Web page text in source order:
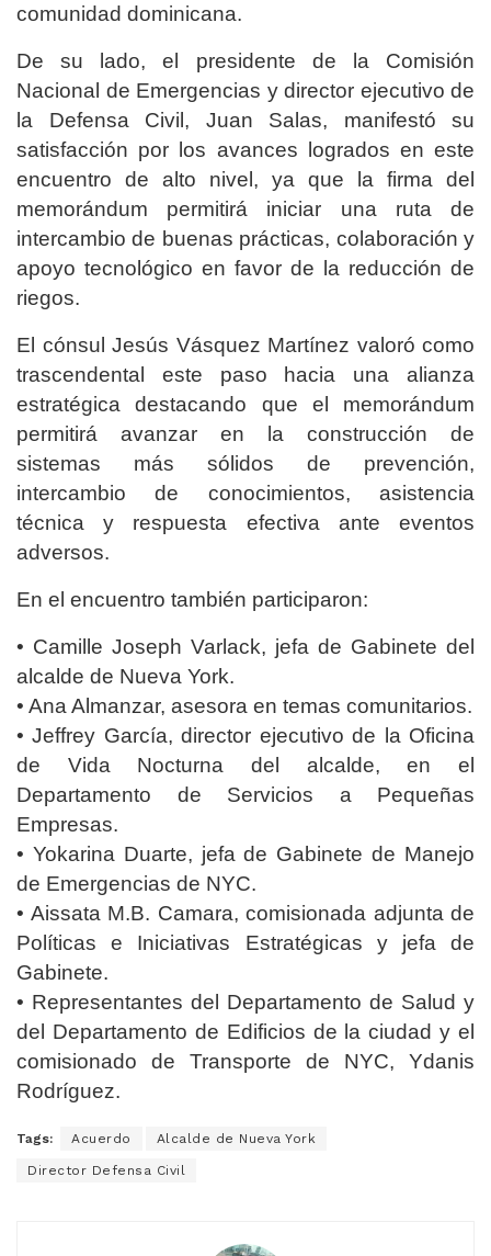
comunidad dominicana.
De su lado, el presidente de la Comisión
Nacional de Emergencias y director ejecutivo de
la Defensa Civil, Juan Salas, manifestó su
satisfacción por los avances logrados en este
encuentro de alto nivel, ya que la firma del
memorándum permitirá iniciar una ruta de
intercambio de buenas prácticas, colaboración y
apoyo tecnológico en favor de la reducción de
riegos.
El cónsul Jesús Vásquez Martínez valoró como
trascendental este paso hacia una alianza
estratégica destacando que el memorándum
permitirá avanzar en la construcción de
sistemas más sólidos de prevención,
intercambio de conocimientos, asistencia
técnica y respuesta efectiva ante eventos
adversos.
En el encuentro también participaron:
• Camille Joseph Varlack, jefa de Gabinete del
alcalde de Nueva York.
• Ana Almanzar, asesora en temas comunitarios.
• Jeffrey García, director ejecutivo de la Oficina
de Vida Nocturna del alcalde, en el
Departamento de Servicios a Pequeñas
Empresas.
• Yokarina Duarte, jefa de Gabinete de Manejo
de Emergencias de NYC.
• Aissata M.B. Camara, comisionada adjunta de
Políticas e Iniciativas Estratégicas y jefa de
Gabinete.
• Representantes del Departamento de Salud y
del Departamento de Edificios de la ciudad y el
comisionado de Transporte de NYC, Ydanis
Rodríguez.
Tags: Acuerdo Alcalde de Nueva York
Director Defensa Civil